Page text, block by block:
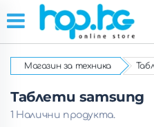
Магазин за техника
Таблети samsung
1 Налични продукта.